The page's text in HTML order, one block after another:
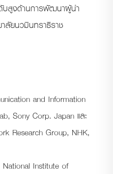
บสูงด้านการพัฒนาผู้นำ
ลัยนวมินทราธิราช
and Information
Sony Corp. Japan และ
Research Group, NHK,
Institute of